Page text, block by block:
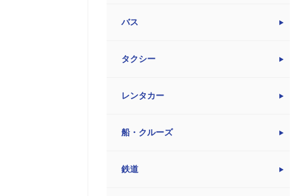
バス
タクシー
レンタカー
船・クルーズ
鉄道